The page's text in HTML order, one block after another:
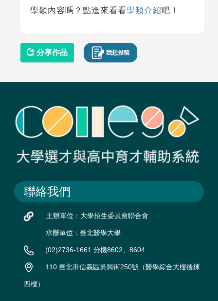
學類內容嗎？點進來看看學類介紹吧！
分享作品 我想投稿
聯絡我們
主辦單位：大學招生委員會聯合會
承辦單位：臺北醫學大學
(02)2736-1661 分機8602、8604
110 臺北市信義區吳興街250號（醫學綜合大樓後棟
四樓）